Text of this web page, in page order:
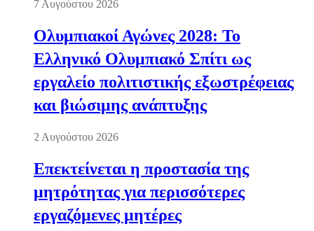
7 Αυγούστου 2026
Ολυμπιακοί Αγώνες 2028: Το
Ελληνικό Ολυμπιακό Σπίτι ως
εργαλείο πολιτιστικής εξωστρέφειας
και βιώσιμης ανάπτυξης
2 Αυγούστου 2026
Επεκτείνεται η προστασία της
μητρότητας για περισσότερες
εργαζόμενες μητέρες